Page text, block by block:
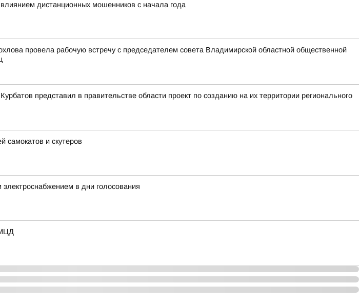
дистанционных мошенников с начала года
провела рабочую встречу с председателем совета Владимирской областной общественной
представил в правительстве области проект по созданию на их территории регионального
и скутеров
в дни голосования